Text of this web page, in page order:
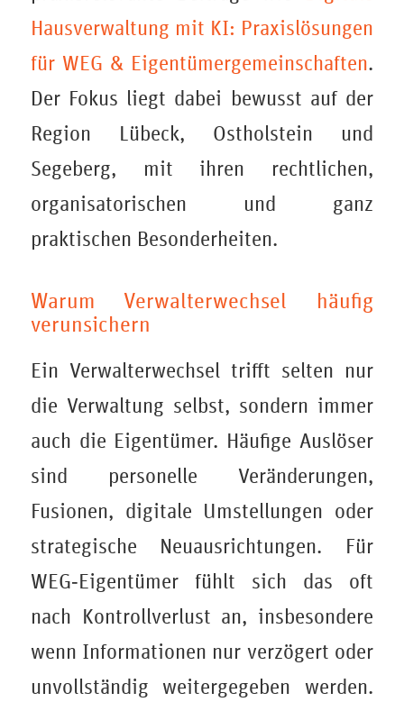
Hausverwaltung mit KI: Praxislösungen
für WEG & Eigentümergemeinschaften.
Der Fokus liegt dabei bewusst auf der
Region Lübeck, Ostholstein und
Segeberg, mit ihren rechtlichen,
organisatorischen und ganz
praktischen Besonderheiten.
Warum Verwalterwechsel häufig
verunsichern
Ein Verwalterwechsel trifft selten nur
die Verwaltung selbst, sondern immer
auch die Eigentümer. Häufige Auslöser
sind personelle Veränderungen,
Fusionen, digitale Umstellungen oder
strategische Neuausrichtungen. Für
WEG‑Eigentümer fühlt sich das oft
nach Kontrollverlust an, insbesondere
wenn Informationen nur verzögert oder
unvollständig weitergegeben werden.